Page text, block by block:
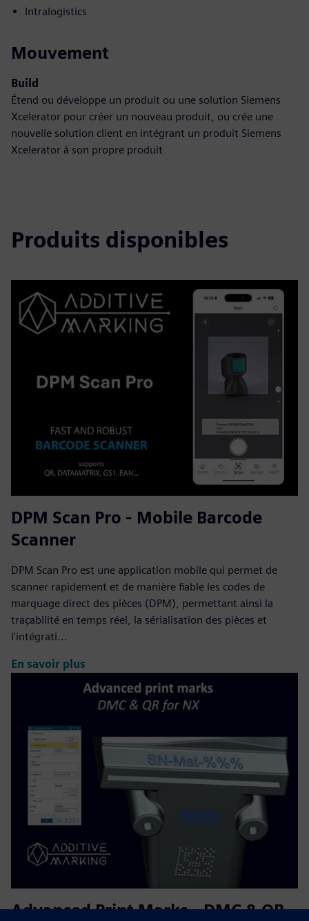
Intralogistics
Mouvement
Build
Étend ou développe un produit ou une solution Siemens
Xcelerator pour créer un nouveau produit, ou crée une
nouvelle solution client en intégrant un produit Siemens
Xcelerator à son propre produit
Produits disponibles
DPM Scan Pro - Mobile Barcode
Scanner
DPM Scan Pro est une application mobile qui permet de
scanner rapidement et de manière fiable les codes de
marquage direct des pièces (DPM), permettant ainsi la
traçabilité en temps réel, la sérialisation des pièces et
l'intégrati...
En savoir plus
Advanced Print Marks - DMC & QR